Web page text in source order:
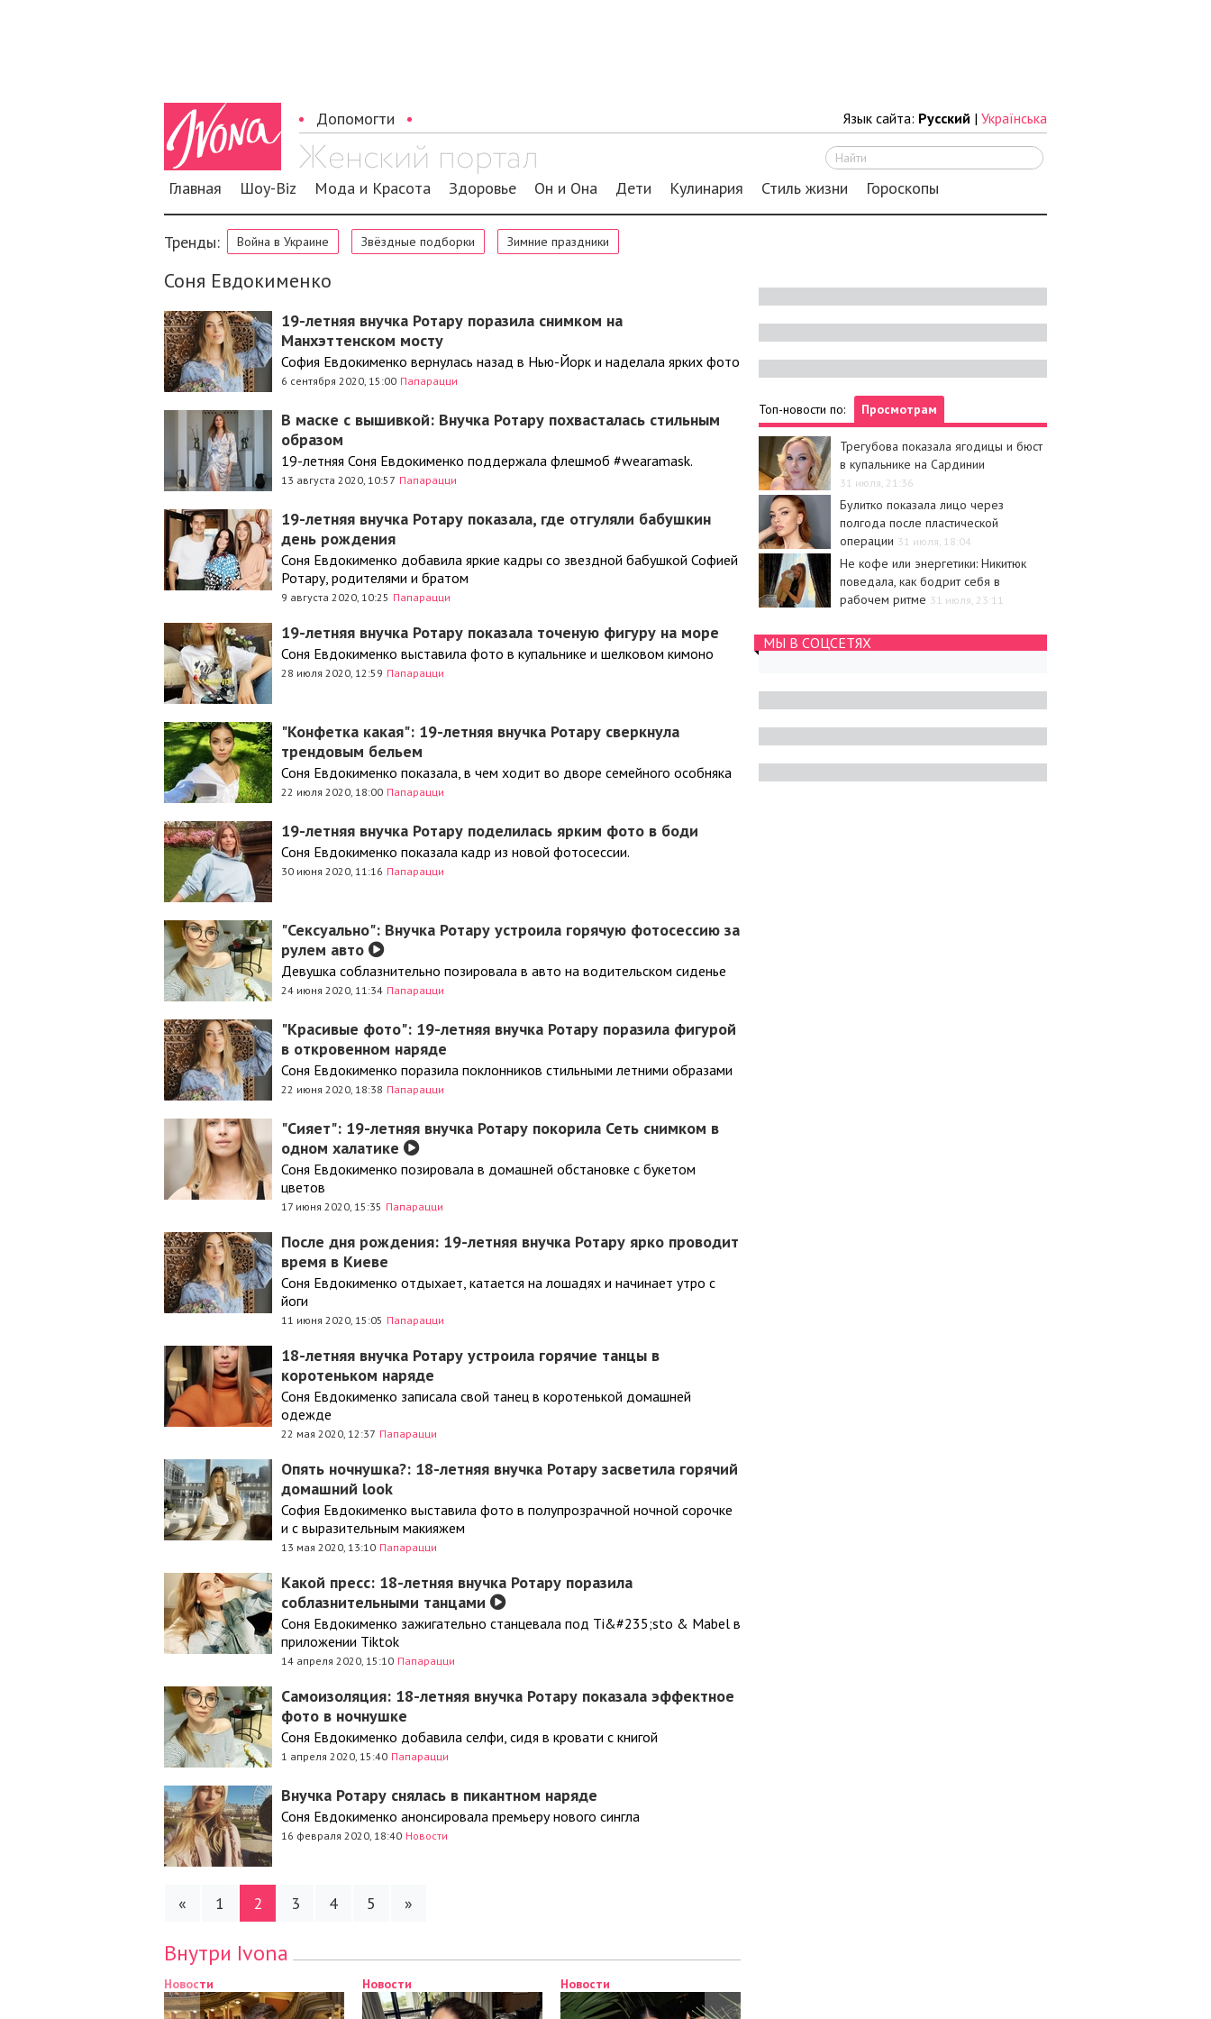
Допомогти Язык сайта: Русский | Українська
Главная Шоу-Biz Мода и Красота Здоровье Он и Она Дети Кулинария Стиль жизни Гороскопы
Тренды: Война в Украине Звёздные подборки Зимние праздники
Соня Евдокименко
19-летняя внучка Ротару поразила снимком на
Манхэттенском мосту
София Евдокименко вернулась назад в Нью-Йорк и наделала ярких фото
6 сентября 2020, 15:00 Папарацци
В маске с вышивкой: Внучка Ротару похвасталась стильным
образом
19-летняя Соня Евдокименко поддержала флешмоб #wearamask.
13 августа 2020, 10:57 Папарацци
19-летняя внучка Ротару показала, где отгуляли бабушкин
день рождения
Соня Евдокименко добавила яркие кадры со звездной бабушкой Софией
Ротару, родителями и братом
9 августа 2020, 10:25 Папарацци
19-летняя внучка Ротару показала точеную фигуру на море
Соня Евдокименко выставила фото в купальнике и шелковом кимоно
28 июля 2020, 12:59 Папарацци
"Конфетка какая": 19-летняя внучка Ротару сверкнула
трендовым бельем
Соня Евдокименко показала, в чем ходит во дворе семейного особняка
22 июля 2020, 18:00 Папарацци
19-летняя внучка Ротару поделилась ярким фото в боди
Соня Евдокименко показала кадр из новой фотосессии.
30 июня 2020, 11:16 Папарацци
"Сексуально": Внучка Ротару устроила горячую фотосессию за
рулем авто
Девушка соблазнительно позировала в авто на водительском сиденье
24 июня 2020, 11:34 Папарацци
"Красивые фото": 19-летняя внучка Ротару поразила фигурой
в откровенном наряде
Соня Евдокименко поразила поклонников стильными летними образами
22 июня 2020, 18:38 Папарацци
"Сияет": 19-летняя внучка Ротару покорила Сеть снимком в
одном халатике
Соня Евдокименко позировала в домашней обстановке с букетом
цветов
17 июня 2020, 15:35 Папарацци
После дня рождения: 19-летняя внучка Ротару ярко проводит
время в Киеве
Соня Евдокименко отдыхает, катается на лошадях и начинает утро с
йоги
11 июня 2020, 15:05 Папарацци
18-летняя внучка Ротару устроила горячие танцы в
коротеньком наряде
Соня Евдокименко записала свой танец в коротенькой домашней
одежде
22 мая 2020, 12:37 Папарацци
Опять ночнушка?: 18-летняя внучка Ротару засветила горячий
домашний look
София Евдокименко выставила фото в полупрозрачной ночной сорочке
и с выразительным макияжем
13 мая 2020, 13:10 Папарацци
Какой пресс: 18-летняя внучка Ротару поразила
соблазнительными танцами
Соня Евдокименко зажигательно станцевала под Ti&#235;sto & Mabel в
приложении Tiktok
14 апреля 2020, 15:10 Папарацци
Самоизоляция: 18-летняя внучка Ротару показала эффектное
фото в ночнушке
Соня Евдокименко добавила селфи, сидя в кровати с книгой
1 апреля 2020, 15:40 Папарацци
Внучка Ротару снялась в пикантном наряде
Соня Евдокименко анонсировала премьеру нового сингла
16 февраля 2020, 18:40 Новости
« 1 2 3 4 5 »
Внутри Ivona
Топ-новости по: Просмотрам
Трегубова показала ягодицы и бюст
в купальнике на Сардинии
31 июля, 21:36
Булитко показала лицо через
полгода после пластической
операции 31 июля, 18:04
Не кофе или энергетики: Никитюк
поведала, как бодрит себя в
рабочем ритме 31 июля, 23:11
МЫ В СОЦСЕТЯХ